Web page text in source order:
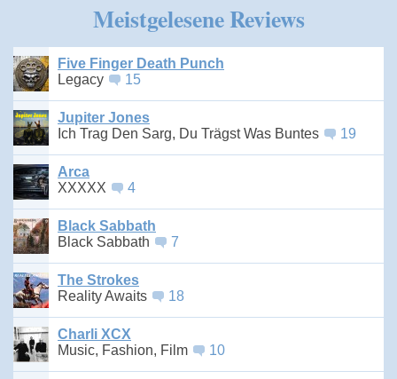
Meistgelesene Reviews
Five Finger Death Punch
Legacy
15
Jupiter Jones
Ich Trag Den Sarg, Du Trägst Was Buntes
19
Arca
XXXXX
4
Black Sabbath
Black Sabbath
7
The Strokes
Reality Awaits
18
Charli XCX
Music, Fashion, Film
10